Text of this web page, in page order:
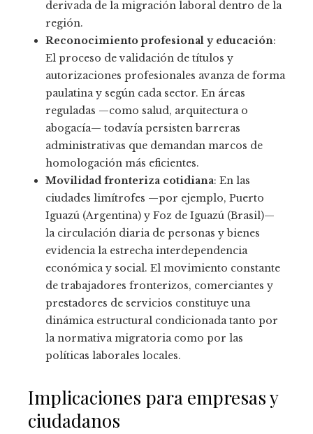
derivada de la migración laboral dentro de la
región.
Reconocimiento profesional y educación:
El proceso de validación de títulos y
autorizaciones profesionales avanza de forma
paulatina y según cada sector. En áreas
reguladas —como salud, arquitectura o
abogacía— todavía persisten barreras
administrativas que demandan marcos de
homologación más eficientes.
Movilidad fronteriza cotidiana: En las
ciudades limítrofes —por ejemplo, Puerto
Iguazú (Argentina) y Foz de Iguazú (Brasil)—
la circulación diaria de personas y bienes
evidencia la estrecha interdependencia
económica y social. El movimiento constante
de trabajadores fronterizos, comerciantes y
prestadores de servicios constituye una
dinámica estructural condicionada tanto por
la normativa migratoria como por las
políticas laborales locales.
Implicaciones para empresas y
ciudadanos